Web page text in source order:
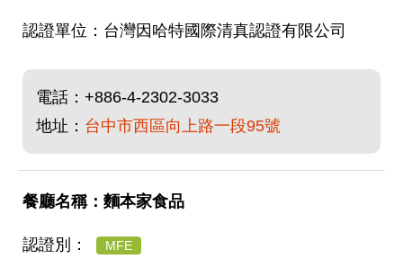
台灣因哈特國際清真認證有限公司
電話： +886-4-2302-3033
地址： 台中市西區向上路一段95號
麵本家食品
MFE